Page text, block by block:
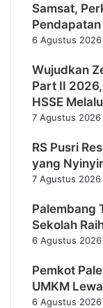
Samsat,
6 Agustus 2026
Wujudkan
Part II
HSSE
7 Agustus 2026
RS Pusri
yang
7 Agustus 2026
Palembang
Sekolah
6 Agustus 2026
Pemkot
UMKM
6 Agustus 2026